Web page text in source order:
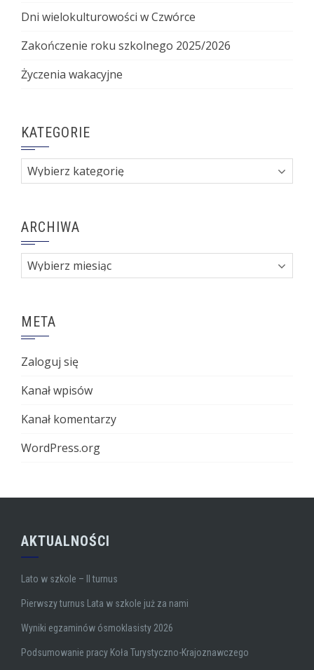
Dni wielokulturowości w Czwórce
Zakończenie roku szkolnego 2025/2026
Życzenia wakacyjne
KATEGORIE
Kategorie
ARCHIWA
Archiwa
META
Zaloguj się
Kanał wpisów
Kanał komentarzy
WordPress.org
AKTUALNOŚCI
Lato w szkole – II turnus
Pierwszy turnus Lata w szkole już za nami
Wyniki egzaminów ósmoklasisty 2026
Podsumowanie pracy Koła Turystyczno-Krajoznawczego